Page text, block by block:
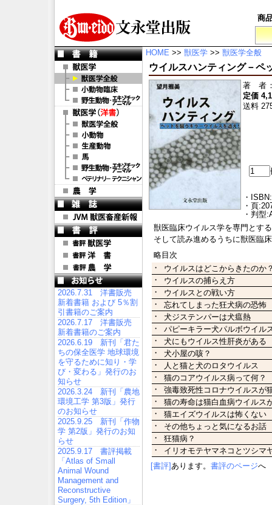
商
2026.7.31 洋書販売
新着書籍 および 5％割
引書籍のご案内
2026.7.17 洋書販売
新着書籍のご案内
2026.6.19 新刊「君た
ちの保全医学 地球環境
を守るために知り・学
び・変わる」発行のお
知らせ
2026.3.24 新刊「農地
環境工学 第3版」発行
のお知らせ
2025.9.25 新刊「作物
学 第2版」発行のお知
らせ
2025.9.17 書評掲載
「Atlas of Small
Animal Wound
Management and
Reconstructive
Surgery, 5th Edition」
HOME >> 獣医学 >> 獣医学全般
ウイルスハンティング－ペ
著 者
定価
送料
・
・頁
・判型
獣医臨床ウイルス学を専門とす
そして読み進めるうちに獣医臨
略目次
・
ウイルスはどこからきたのか
・
ウイルスの捕らえ方
・
ウイルスとの戦い方
・
忘れてしまった狂犬病の恐怖
・
犬ジステンパーは犬瘟熱
・
パピーキラー犬パルボウイル
・
犬にもウイルス性肝炎がある
・
犬小屋の咳？
・
人と猫と犬のロタウイルス
・
猫のコアウイルス病って何？
・
強毒致死性コロナウイルスが
・
猫の寿命は猫白血病ウイルス
・
猫エイズウイルスは怖くない
・
その他ちょっと気になるお話
・
狂猫病？
・
イリオモテヤマネコとツシマ
[書評] あります。 書評のページへ